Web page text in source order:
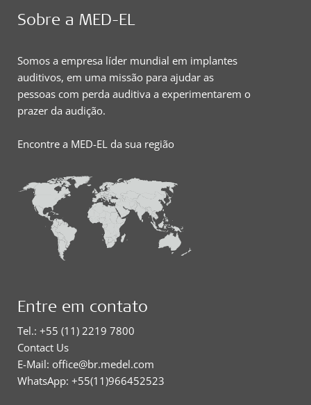
Sobre a MED-EL
Somos a empresa líder mundial em implantes
auditivos, em uma missão para ajudar as
pessoas com perda auditiva a experimentarem o
prazer da audição.
Encontre a MED-EL da sua região
Entre em contato
Tel.: +55 (11) 2219 7800
Contact Us
E-Mail: office@br.medel.com
WhatsApp: +55(11)966452523